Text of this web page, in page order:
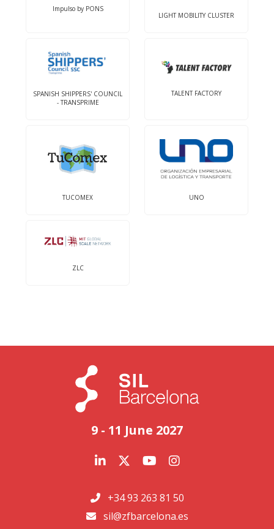
Impulso by PONS
LIGHT MOBILITY CLUSTER
SPANISH SHIPPERS' COUNCIL
- TRANSPRIME
TALENT FACTORY
TUCOMEX UNO
ZLC
9 - 11 June 2027
+34 93 263 81 50
sil@zfbarcelona.es